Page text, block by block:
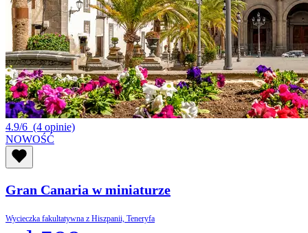
4.9/6 (4 opinie)
NOWOŚĆ
Gran Canaria w miniaturze
Wycieczka fakultatywna z Hiszpanii, Teneryfa